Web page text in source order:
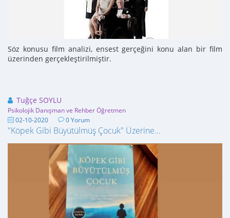
Söz konusu film analizi, ensest gerçeğini konu alan bir film
üzerinden gerçekleştirilmiştir.
Tuğçe SOYLU
Psikolojik Danışman ve Rehber Öğretmen
02-10-2020 0 Yorum
"Köpek Gibi Büyütülmüş Çocuk" Üzerine...